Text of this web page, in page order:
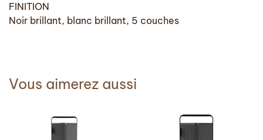
FINITION
Noir brillant, blanc brillant, 5 couches
Vous aimerez aussi